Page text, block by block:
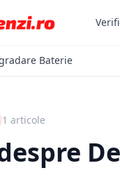
Baterie
1 articole